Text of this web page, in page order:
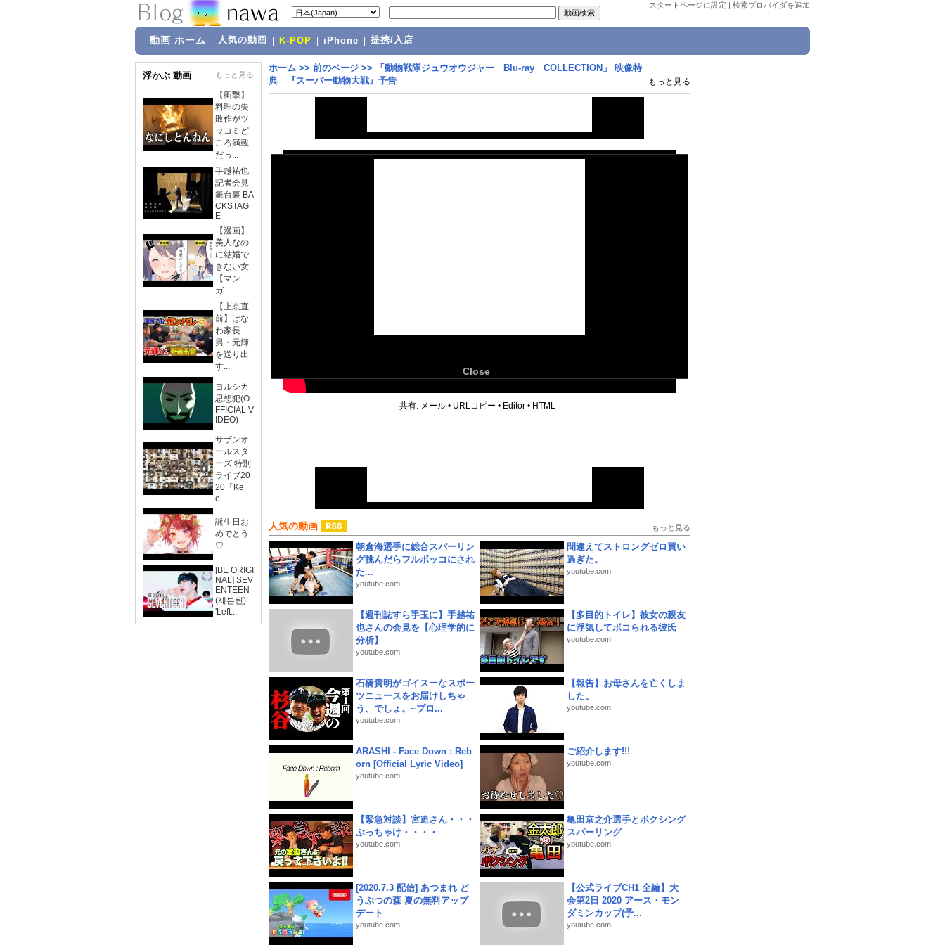
スタートページに設定 | 検索プロバイダを追加
動画 ホーム 人気の動画 K-POP iPhone 提携/入店
浮かぶ 動画 もっと見る
【衝撃】
料理の失
敗作がツ
ッコミど
ころ満載
だっ...
手越祐也
記者会見
舞台裏 BA
CKSTAG
E
【漫画】
美人なの
に結婚で
きない女
【マン
ガ...
【上京直
前】はな
わ家長
男・元輝
を送り出
す...
ヨルシカ -
思想犯(O
FFICIAL V
IDEO)
サザンオ
ールスタ
ーズ 特別
ライブ20
20「Ke
e...
誕生日お
めでとう
♡
[BE ORIGI
NAL] SEV
ENTEEN
(세븐틴)
'Left...
ホーム >> 前のページ >>
「動物戦隊ジュウオウジャー Blu‐ray COLLECTION」 映像特
典 『スーパー動物大戦』予告
もっと見る
Close
共有: メール • URLコピー • Editor • HTML
人気の動画 もっと見る
朝倉海選手に総合スパーリン
グ挑んだらフルボッコにされ
た...
youtube.com
間違えてストロングゼロ買い
過ぎた。
youtube.com
【週刊誌すら手玉に】手越祐
也さんの会見を【心理学的に
分析】
youtube.com
【多目的トイレ】彼女の親友
に浮気してボコられる彼氏
youtube.com
石橋貴明がゴイスーなスポー
ツニュースをお届けしちゃ
う、でしょ。~プロ...
youtube.com
【報告】お母さんを亡くしま
した。
youtube.com
ARASHI - Face Down : Reb
orn [Official Lyric Video]
youtube.com
ご紹介します!!!
youtube.com
【緊急対談】宮迫さん・・・
ぶっちゃけ・・・・
youtube.com
亀田京之介選手とボクシング
スパーリング
youtube.com
[2020.7.3 配信] あつまれ ど
うぶつの森 夏の無料アップ
デート
youtube.com
【公式ライブCH1 全編】大
会第2日 2020 アース・モン
ダミンカップ(予...
youtube.com